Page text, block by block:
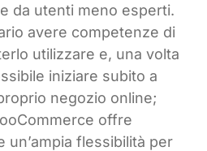
da utenti meno esperti.
avere competenze di
utilizzare e, una volta
iniziare subito a
negozio online;
offre
un’ampia flessibilità per